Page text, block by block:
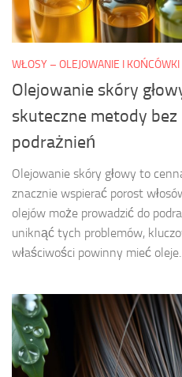
WŁOSY – OLEJOWANIE I KOŃCÓWKI
Olejowanie skóry
skuteczne metody
podrażnień
Olejowanie skóry głowy to
znacznie wspierać porost
olejów może prowadzić do
uniknąć tych problemów,
właściwości powinny mieć oleje...